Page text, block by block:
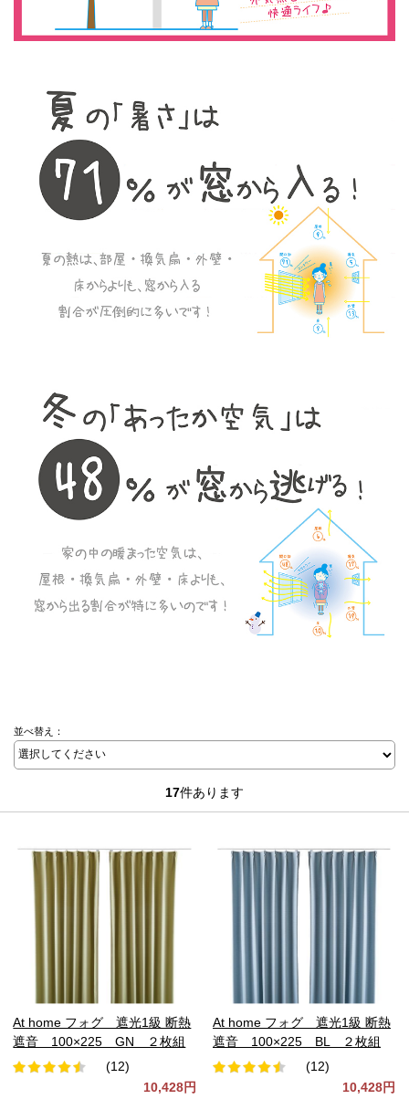
並べ替え：
17件あります
At home フォグ 遮光1級 断熱
遮音 100×225 GN ２枚組
(12)
10,428円
At home フォグ 遮光1級 断熱
遮音 100×225 BL ２枚組
(12)
10,428円